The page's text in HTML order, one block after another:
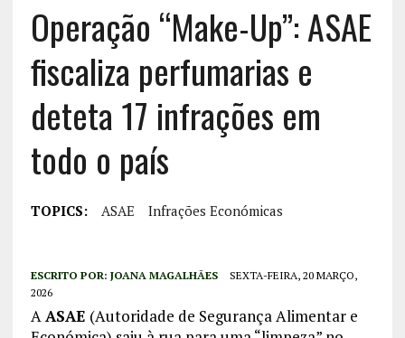
Operação “Make-Up”: ASAE
fiscaliza perfumarias e
deteta 17 infrações em
todo o país
TOPICS: ASAE Infrações Económicas
ESCRITO POR: JOANA MAGALHÃES
SEXTA-FEIRA, 20 MARÇO,
2026
AASAE (Autoridade de Segurança Alimentar e